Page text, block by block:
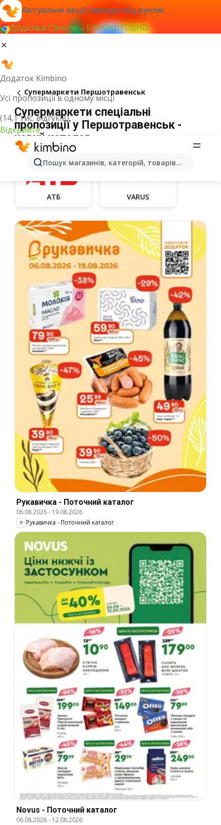
Актуальні акції завжди під рукою
Додати в Chrome – БЕЗКОШТОВНО
Додаток Kimbino
Усі пропозиції в одному місці
(14,1 тис. відгуків)
Відкрийте
Пошук магазинів, категорій, товарів...
Супермаркети Першотравенськ
Супермаркети спеціальні
пропозиції у Першотравенськ -
новий каталог
АТБ VARUS
Рукавичка - Поточний каталог
06.08.2026- 19.08.2026
Рукавичка - Поточний каталог
Novus - Поточний каталог
06.08.2026- 12.08.2026